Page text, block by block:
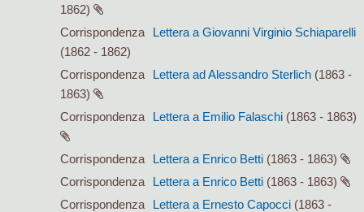
1862)
Corrispondenza
Lettera a Giovanni Virginio Schiaparelli
(1862 - 1862)
Corrispondenza
Lettera ad Alessandro Sterlich (1863 -
1863)
Corrispondenza
Lettera a Emilio Falaschi (1863 - 1863)
Corrispondenza Lettera a Enrico Betti (1863 - 1863)
Corrispondenza
Lettera a Enrico Betti (1863 - 1863)
Corrispondenza
Lettera a Ernesto Capocci (1863 -